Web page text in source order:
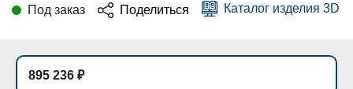
Под заказ Поделиться Каталог изделия 3D
895 236 ₽